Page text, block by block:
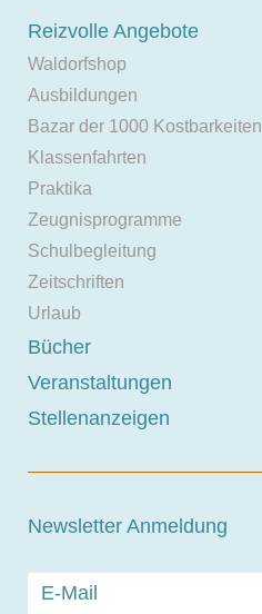
Reizvolle Angebote
Waldorfshop
Ausbildungen
Bazar der 1000 Kostbarkeiten
Klassenfahrten
Praktika
Zeugnisprogramme
Schulbegleitung
Zeitschriften
Urlaub
Bücher
Veranstaltungen
Stellenanzeigen
Newsletter Anmeldung